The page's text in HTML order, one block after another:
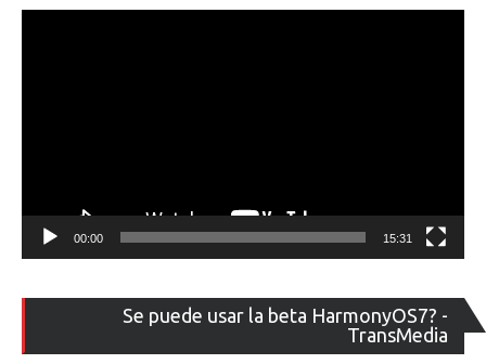
00:00 15:31
Se puede usar la beta HarmonyOS7? -
TransMedia
de